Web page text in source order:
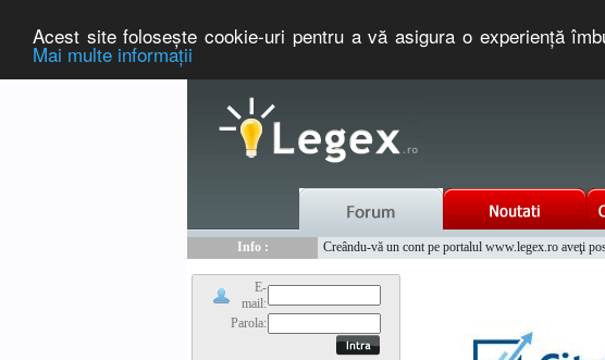
Acest site foloseşte cookie-uri pentru a vă asigura o experienţă
Mai multe informaţii
Info :
Creându-vă un cont pe portalul www.legex.ro aveţi
E-
mail:
Parola: